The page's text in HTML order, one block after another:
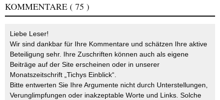
KOMMENTARE ( 75 )
Liebe Leser!
Wir sind dankbar für Ihre Kommentare und schätzen Ihre aktive
Beteiligung sehr. Ihre Zuschriften können auch als eigene
Beiträge auf der Site erscheinen oder in unserer
Monatszeitschrift „Tichys Einblick“.
Bitte entwerten Sie Ihre Argumente nicht durch Unterstellungen,
Verunglimpfungen oder inakzeptable Worte und Links. Solche